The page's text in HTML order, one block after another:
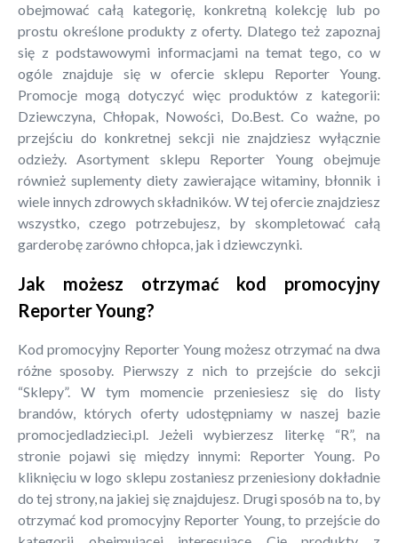
obejmować całą kategorię, konkretną kolekcję lub po
prostu określone produkty z oferty. Dlatego też zapoznaj
się z podstawowymi informacjami na temat tego, co w
ogóle znajduje się w ofercie sklepu Reporter Young.
Promocje mogą dotyczyć więc produktów z kategorii:
Dziewczyna, Chłopak, Nowości, Do.Best. Co ważne, po
przejściu do konkretnej sekcji nie znajdziesz wyłącznie
odzieży. Asortyment sklepu Reporter Young obejmuje
również suplementy diety zawierające witaminy, błonnik i
wiele innych zdrowych składników. W tej ofercie znajdziesz
wszystko, czego potrzebujesz, by skompletować całą
garderobę zarówno chłopca, jak i dziewczynki.
Jak możesz otrzymać kod promocyjny
Reporter Young?
Kod promocyjny Reporter Young możesz otrzymać na dwa
różne sposoby. Pierwszy z nich to przejście do sekcji
“Sklepy”. W tym momencie przeniesiesz się do listy
brandów, których oferty udostępniamy w naszej bazie
promocjedladzieci.pl. Jeżeli wybierzesz literkę “R”, na
stronie pojawi się między innymi: Reporter Young. Po
kliknięciu w logo sklepu zostaniesz przeniesiony dokładnie
do tej strony, na jakiej się znajdujesz. Drugi sposób na to, by
otrzymać kod promocyjny Reporter Young, to przejście do